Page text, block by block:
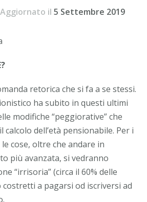
Aggiornato il5 Settembre 2019
retorica che si fa a se stessi.
ha subito in questi ultimi
modifiche “peggiorative” che
dell’età pensionabile. Per i
cose, oltre che andare in
più avanzata, si vedranno
“irrisoria” (circa il 60% delle
a pagarsi od iscriversi ad